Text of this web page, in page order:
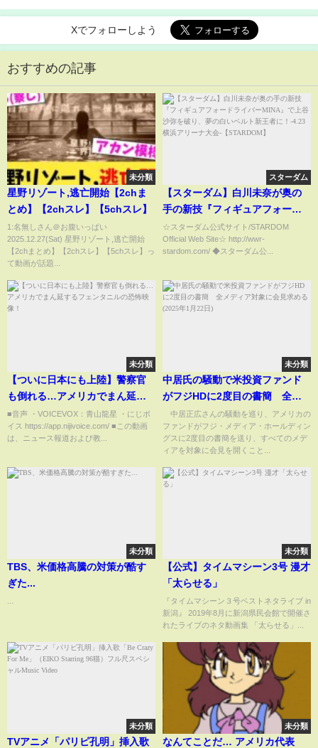
Xでフォローしよう
おすすめの記事
未分類
星野リゾート,逃亡開始【2chま
とめ】【2chスレ】【5chスレ】
1:名無しさん＠お腹いっぱい
2025.12.27(Sat) 星野リゾート,逃亡開始
【2chまとめ】【2chスレ】【5chスレ】っ
て動画が話題...
スターダム
【スターダム】白川未奈が奥の
手の新技『フィギュアフォード
ライバーMINA』で上谷沙弥を破
り、夢の白いベルト新王者
に！-4.23横浜アリーナ大会-
☆スターダム公式サイト/STARDOM
Official Web Site☆ http://wwr-
stardom.com/ ◆スターダム公...
未分類
【ついに日本にも上陸】警察官
も倒れる…アメリカでまん延す
るフェンタニルの恐怖映像！
■音声 ・VOICEVOX：青山龍星 ・にじボ
イス https://app.nijivoice.com/ ■この動画
は、ニュース報道および教...
未分類
中居氏の騒動で米投資ファンド
がフジHDに2度目の書簡 全メ
ディア対象に会見求める(2025年
1月22日)
中居正広さんの騒動を巡り、アメリカの
ファンドがフジ・メディア・ホールディン
グスに2度目の書簡を送り、すべてのメデ
ィアを対象に会見を開くこと...
未分類
TBS、米価格高騰の対策が酷す
ぎた...
未分類
【公式】タイムマシーン3号 漫才
「太らせる」
『タイムマシーン３号ベストネタライブ in
新潟』 2019年8月に新潟県民会館で開催さ
れたライブのネタ動画集 「太らせる」...
未分類
TVアニメ「パリピ孔明」挿入歌
未分類
なんてことだ… アメリカ代表